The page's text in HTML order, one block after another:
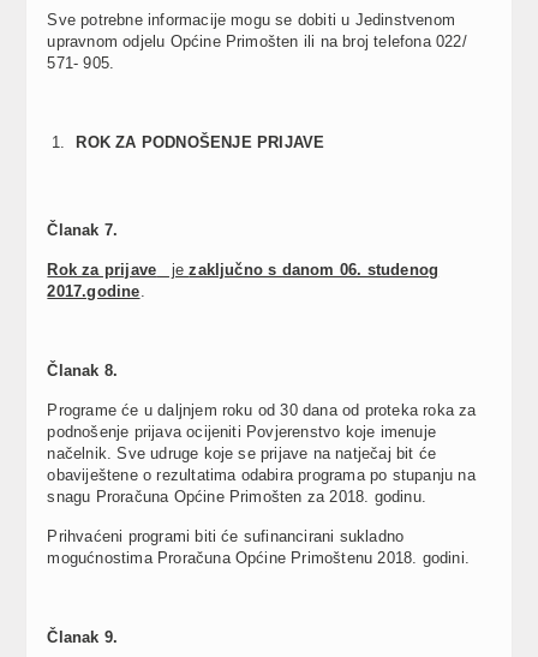
Sve potrebne informacije mogu se dobiti u Jedinstvenom
upravnom odjelu Općine Primošten ili na broj telefona 022/
571- 905.
ROK ZA PODNOŠ ENJE PRIJAVE
Č lanak 7.
Rok za prijave jezaključno s danom 06. studenog
2017.godine
Č lanak 8.
Programe će u daljnjem roku od 30 dana od proteka roka za
podnošenje prijava ocijeniti Povjerenstvo koje imenuje
načelnik. Sve udruge koje se prijave na natječaj bit će
obaviještene o rezultatima odabira programa po stupanju na
snagu Proračuna Općine Primošten za 2018. godinu.
Prihvaćeni programi biti će sufinancirani sukladno
mogućnostima Proračuna Općine Primoštenu 2018. godini.
Č lanak 9.